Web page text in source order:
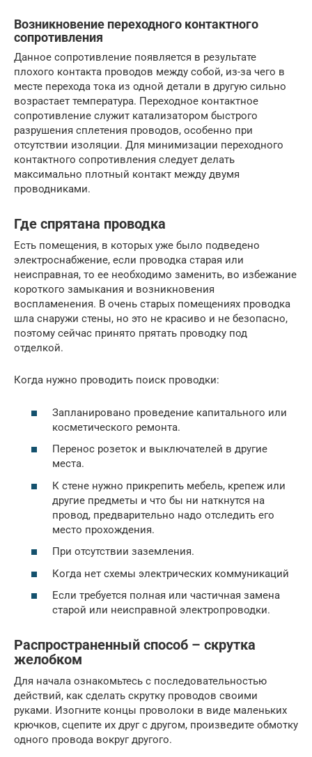
Возникновение переходного контактного
сопротивления
Данное сопротивление появляется в результате
плохого контакта проводов между собой, из-за чего в
месте перехода тока из одной детали в другую сильно
возрастает температура. Переходное контактное
сопротивление служит катализатором быстрого
разрушения сплетения проводов, особенно при
отсутствии изоляции. Для минимизации переходного
контактного сопротивления следует делать
максимально плотный контакт между двумя
проводниками.
Где спрятана проводка
Есть помещения, в которых уже было подведено
электроснабжение, если проводка старая или
неисправная, то ее необходимо заменить, во избежание
короткого замыкания и возникновения
воспламенения. В очень старых помещениях проводка
шла снаружи стены, но это не красиво и не безопасно,
поэтому сейчас принято прятать проводку под
отделкой.
Когда нужно проводить поиск проводки:
Запланировано проведение капитального или
косметического ремонта.
Перенос розеток и выключателей в другие
места.
К стене нужно прикрепить мебель, крепеж или
другие предметы и что бы ни наткнутся на
провод, предварительно надо отследить его
место прохождения.
При отсутствии заземления.
Когда нет схемы электрических коммуникаций
Если требуется полная или частичная замена
старой или неисправной электропроводки.
Распространенный способ – скрутка
желобком
Для начала ознакомьтесь с последовательностью
действий, как сделать скрутку проводов своими
руками. Изогните концы проволоки в виде маленьких
крючков, сцепите их друг с другом, произведите обмотку
одного провода вокруг другого.